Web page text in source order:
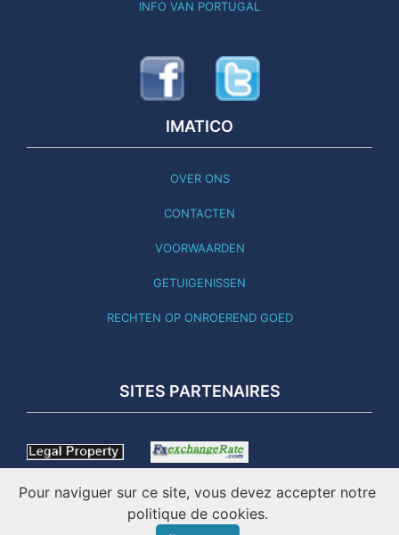
INFO VAN PORTUGAL
IMATICO
OVER ONS
CONTACTEN
VOORWAARDEN
GETUIGENISSEN
RECHTEN OP ONROEREND GOED
SITES PARTENAIRES
Pour naviguer sur ce site, vous devez accepter notre
politique de cookies.